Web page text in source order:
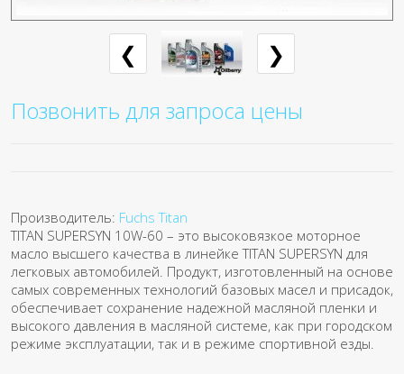
❮
❯
Позвонить для запроса цены
Производитель: Fuchs Titan
TITAN SUPERSYN 10W-60 – это высоковязкое моторное
масло высшего качества в линейке TITAN SUPERSYN для
легковых автомобилей. Продукт, изготовленный на основе
самых современных технологий базовых масел и присадок,
обеспечивает сохранение надежной масляной пленки и
высокого давления в масляной системе, как при городском
режиме эксплуатации, так и в режиме спортивной езды.